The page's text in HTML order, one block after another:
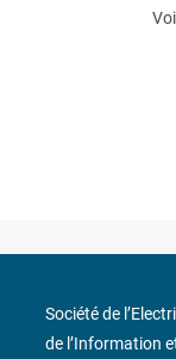
Société de
de l’Information